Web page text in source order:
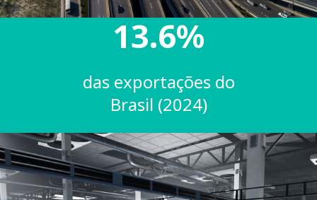
13.6%
das exportações do
Brasil (2024)